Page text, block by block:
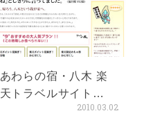
あわらの宿・八木 楽
天トラベルサイト
2010年春・夏バージ
2010.03.02